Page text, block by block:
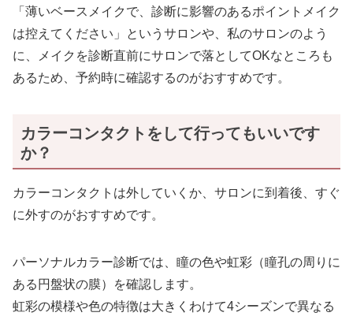
「薄いベースメイクで、診断に影響のあるポイントメイク
は控えてください」というサロンや、私のサロンのよう
に、メイクを診断直前にサロンで落としてOKなところも
あるため、予約時に確認するのがおすすめです。
カラーコンタクトをして行ってもいいです
か？
カラーコンタクトは外していくか、サロンに到着後、すぐ
に外すのがおすすめです。
パーソナルカラー診断では、瞳の色や虹彩（瞳孔の周りに
ある円盤状の膜）を確認します。
虹彩の模様や色の特徴は大きくわけて4シーズンで異なる